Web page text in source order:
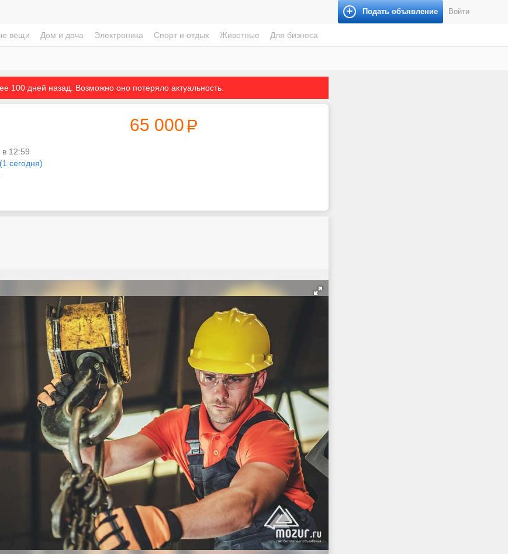
Подать объявление Войти
вещи Дом и дача Электроника Спорт и отдых Животные Для бизнеса
100 дней назад. Возможно оно потеряло актуальность.
12:59
сегодня)
65 000